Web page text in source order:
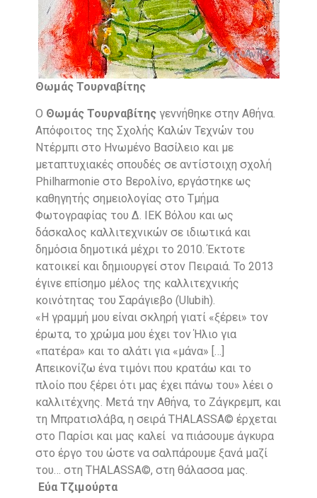
Θωμάς Τουρναβίτης
Ο Θωμάς Τουρναβίτης γεννήθηκε στην Αθήνα.
Απόφοιτος της Σχολής Καλών Τεχνών του
Ντέρμπι στο Ηνωμένο Βασίλειο και με
μεταπτυχιακές σπουδές σε αντίστοιχη σχολή
Philharmonie στο Βερολίνο, εργάστηκε ως
καθηγητής σημειολογίας στο Τμήμα
Φωτογραφίας του Δ. ΙΕΚ Βόλου και ως
δάσκαλος καλλιτεχνικών σε ιδιωτικά και
δημόσια δημοτικά μέχρι το 2010. Έκτοτε
κατοικεί και δημιουργεί στον Πειραιά. Το 2013
έγινε επίσημο μέλος της καλλιτεχνικής
κοινότητας του Σαράγιεβο (Ulubih).
«Η γραμμή μου είναι σκληρή γιατί «ξέρει» τον
έρωτα, το χρώμα μου έχει τον Ήλιο για
«πατέρα» και το αλάτι για «μάνα» […]
Απεικονίζω ένα τιμόνι που κρατάω και το
πλοίο που ξέρει ότι μας έχει πάνω του» λέει ο
καλλιτέχνης. Μετά την Αθήνα, το Ζάγκρεμπ, και
τη Μπρατισλάβα, η σειρά THALASSA© έρχεται
στο Παρίσι και μας καλεί να πιάσουμε άγκυρα
στο έργο του ώστε να σαλπάρουμε ξανά μαζί
του… στη THALASSA©, στη θάλασσα μας.
Εύα Τζιμούρτα